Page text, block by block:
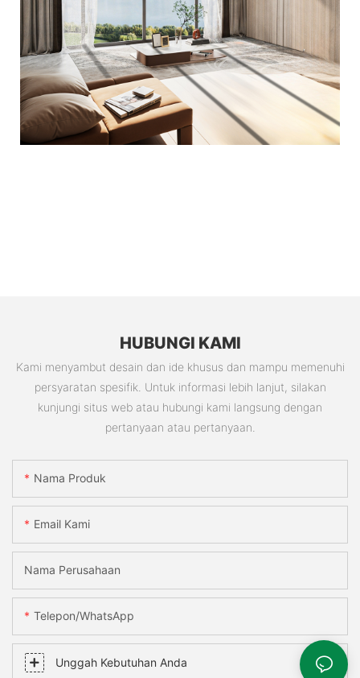
HUBUNGI KAMI
Kami menyambut desain dan ide khusus dan mampu memenuhi
persyaratan spesifik. Untuk informasi lebih lanjut, silakan
kunjungi situs web atau hubungi kami langsung dengan
pertanyaan atau pertanyaan.
Nama Produk
Email Kami
Nama Perusahaan
Telepon/WhatsApp
Unggah Kebutuhan Anda